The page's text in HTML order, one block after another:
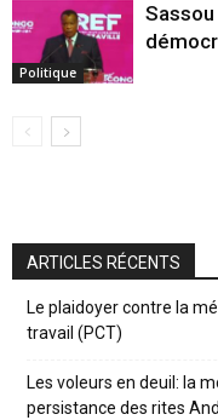
Politique
ARTICLES RÉCENTS
Le plaidoyer contre la
travail (PCT)
Les voleurs en deuil: la
persistance des rites